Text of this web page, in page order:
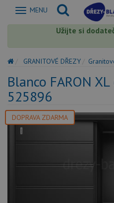
Zobrazit
MENU
Užijte si
GRANITOVÉ DŘEZY
Blanco FARON
525896
DOPRAVA ZDARMA